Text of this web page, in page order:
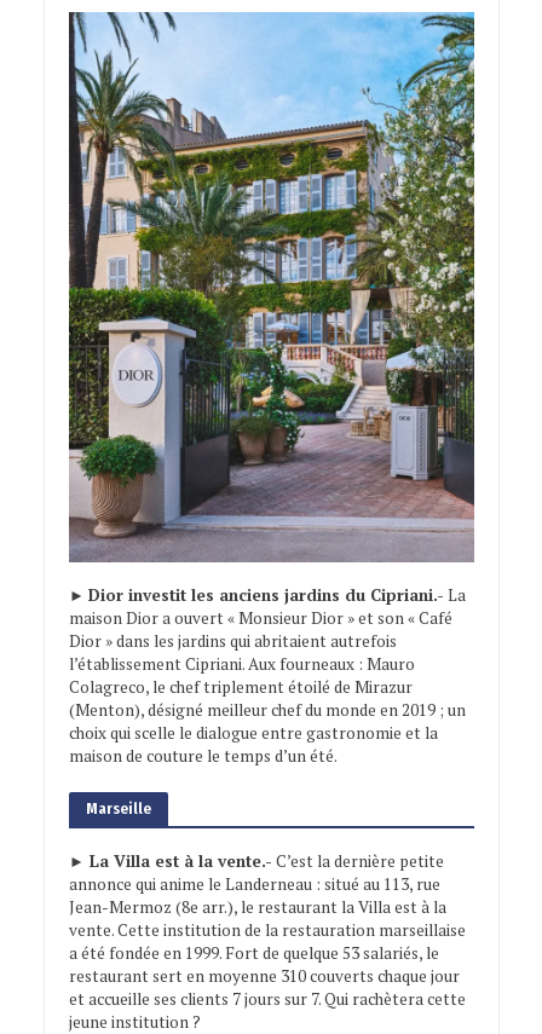
► Dior investit les anciens jardins du Cipriani.- La
maison Dior a ouvert « Monsieur Dior » et son « Café
Dior » dans les jardins qui abritaient autrefois
l’établissement Cipriani. Aux fourneaux : Mauro
Colagreco, le chef triplement étoilé de Mirazur
(Menton), désigné meilleur chef du monde en 2019 ; un
choix qui scelle le dialogue entre gastronomie et la
maison de couture le temps d’un été.
Marseille
► La Villa est à la vente.- C’est la dernière petite
annonce qui anime le Landerneau : situé au 113, rue
Jean-Mermoz (8e arr.), le restaurant la Villa est à la
vente. Cette institution de la restauration marseillaise
a été fondée en 1999. Fort de quelque 53 salariés, le
restaurant sert en moyenne 310 couverts chaque jour
et accueille ses clients 7 jours sur 7. Qui rachètera cette
jeune institution ?